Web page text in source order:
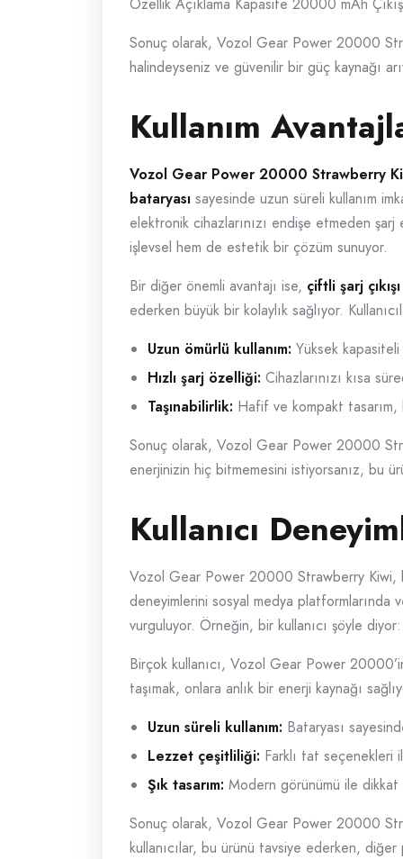
Sonuç olarak, Vozol Gear Power 20000
halindeyseniz ve güvenilir bir güç kaynağı
Kullanım
Vozol Gear Power 20000 Strawberry
bataryası sayesinde uzun süreli kullanım
elektronik cihazlarınızı endişe etmeden
işlevsel hem de estetik bir çözüm sunuyor.
Bir diğer önemli avantajı ise, çiftli şarj çıkışı
ederken büyük bir kolaylık sağlıyor.
Uzun ömürlü kullanım: Yüksek
Hızlı şarj özelliği: Cihazlarınızı kısa
Taşınabilirlik: Hafif ve kompakt tasarım,
Sonuç olarak, Vozol Gear Power 20000
enerjinizin hiç bitmemesini istiyorsanız, bu
Kullanıcı
Vozol Gear Power 20000 Strawberry Kiwi,
deneyimlerini sosyal medya platformlarında
vurguluyor. Örneğin, bir kullanıcı şöyle
Birçok kullanıcı, Vozol Gear Power
taşımak, onlara anlık bir enerji kaynağı
Uzun süreli kullanım: Bataryası
Lezzet çeşitliliği: Farklı tat seçenekleri
Şık tasarım: Modern görünümü ile
Sonuç olarak, Vozol Gear Power 20000
kullanıcılar, bu ürünü tavsiye ederken,